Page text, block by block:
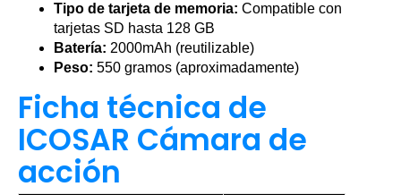
Tipo de tarjeta de memoria: Compatible con
tarjetas SD hasta 128 GB
Batería: 2000mAh (reutilizable)
Peso: 550 gramos (aproximadamente)
Ficha técnica de
ICOSAR Cámara de
acción